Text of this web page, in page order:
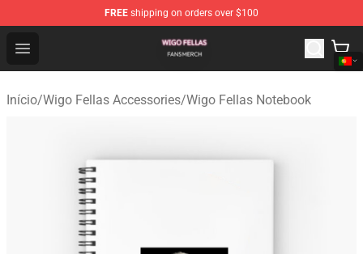
FREE shipping on orders over $100
Open menu
Wigo Fellas Shop - Official Wigo Fellas Merchandise
Início/Wigo Fellas Accessories/Wigo Fellas Notebook